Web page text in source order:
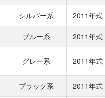
シルバー系 2011年式
ブルー系 2011年式
グレー系 2011年式
ブラック系 2011年式